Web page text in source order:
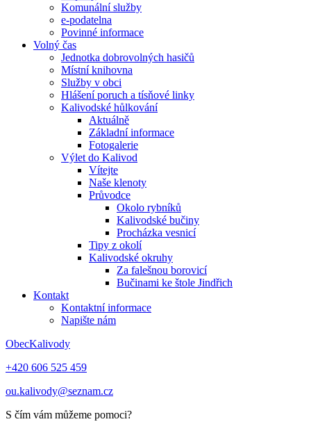
Komunální služby
e-podatelna
Povinné informace
Volný čas
Jednotka dobrovolných hasičů
Místní knihovna
Služby v obci
Hlášení poruch a tísňové linky
Kalivodské hůlkování
Aktuálně
Základní informace
Fotogalerie
Výlet do Kalivod
Vítejte
Naše klenoty
Průvodce
Okolo rybníků
Kalivodské bučiny
Procházka vesnicí
Tipy z okolí
Kalivodské okruhy
Za falešnou borovicí
Bučinami ke štole Jindřich
Kontakt
Kontaktní informace
Napište nám
ObecKalivody
+420 606 525 459
ou.kalivody@seznam.cz
S čím vám můžeme pomoci?